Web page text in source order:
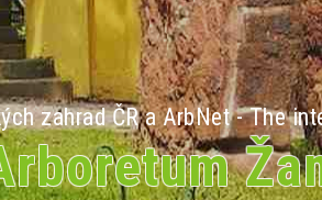
zahrad ČR a ArbNet - The